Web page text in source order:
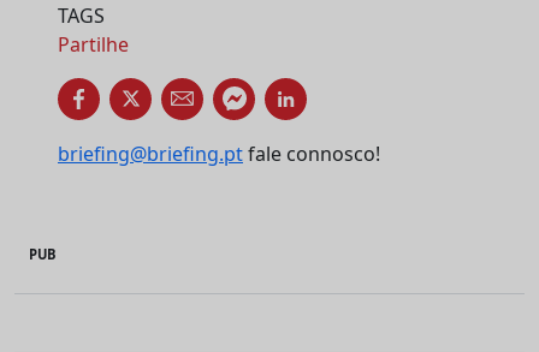
TAGS
Partilhe
briefing@briefing.ptfale connosco!
PUB